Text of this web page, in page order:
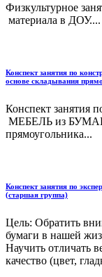
Физкультурное
материала в ДОУ....
Конспект занятия по
основе складывания
Конспект занятия
МЕБЕЛЬ из
прямоугольника...
Конспект занятия по
(старшая группа)
Цель: Обратить
бумаги в нашей
Научить отличать
качество (цвет,